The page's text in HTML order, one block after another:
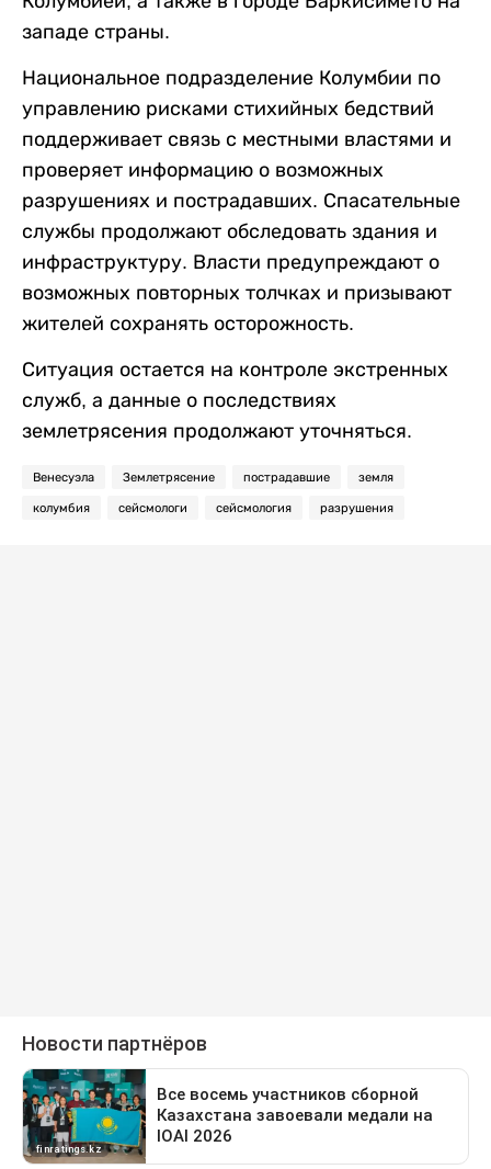
западе страны.
Национальное подразделение Колумбии по
управлению рисками стихийных бедствий
поддерживает связь с местными властями и
проверяет информацию о возможных
разрушениях и пострадавших. Спасательные
службы продолжают обследовать здания и
инфраструктуру. Власти предупреждают о
возможных повторных толчках и призывают
жителей сохранять осторожность.
Ситуация остается на контроле экстренных
служб, а данные о последствиях
землетрясения продолжают уточняться.
Венесуэла Землетрясение пострадавшие земля
колумбия сейсмологи сейсмология разрушения